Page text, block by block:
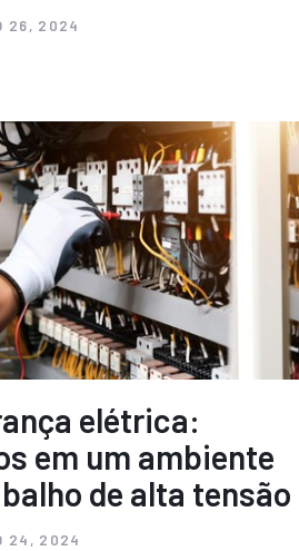
26, 2024
elétrica:
em um ambiente
de alta tensão
24, 2024